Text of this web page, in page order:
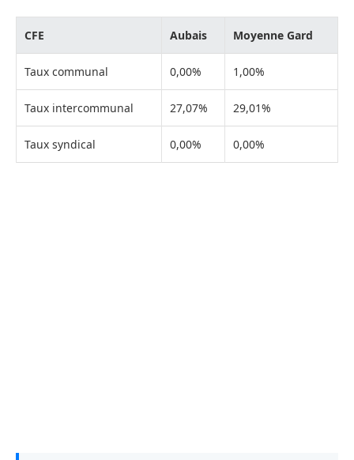
CFE Aubais Moyenne Gard
Taux communal 0,00% 1,00%
Taux intercommunal 27,07% 29,01%
Taux syndical 0,00% 0,00%